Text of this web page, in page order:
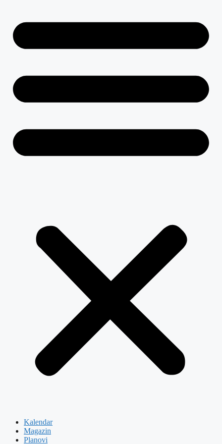
Kalendar
Magazin
Planovi